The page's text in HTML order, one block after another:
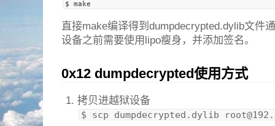
直接make编译得到dumpdecrypted.dylib文件
设备之前需要使用lipo瘦身，并添加签名。
0x12 dumpdecrypted使用方式
拷贝进越狱设备
$ scp dumpdecrypted.dylib